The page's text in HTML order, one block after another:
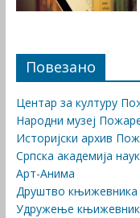
Повезано
Центар за културу
Народни музеј
Историјски архив
Српска академија
Арт-Анима
Друштво књижевника
Удружење